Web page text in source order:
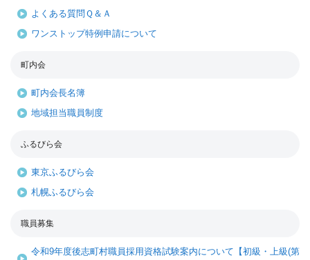
よくある質問Ｑ＆Ａ
ワンストップ特例申請について
町内会
町内会長名簿
地域担当職員制度
ふるびら会
東京ふるびら会
札幌ふるびら会
職員募集
令和9年度後志町村職員採用資格試験案内について【初級・上級(第